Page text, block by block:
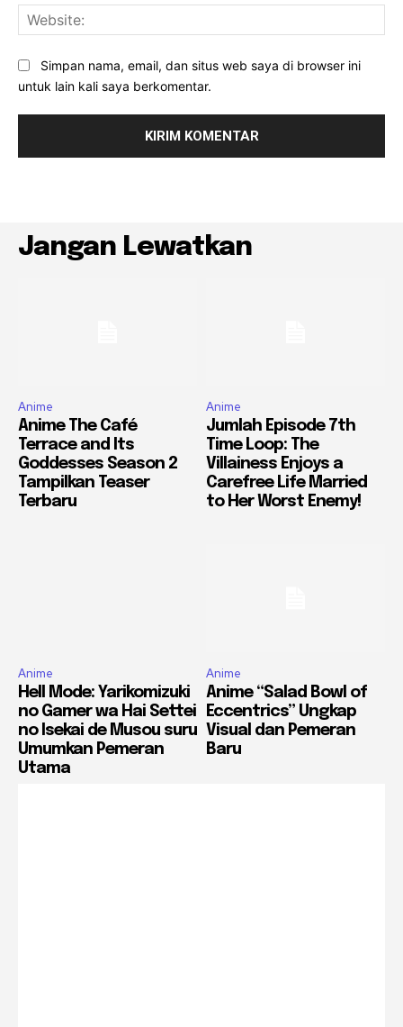
Simpan nama, email, dan situs web saya di browser ini
untuk lain kali saya berkomentar.
Jangan Lewatkan
Anime
Anime The Café
Terrace and Its
Goddesses Season 2
Tampilkan Teaser
Terbaru
Anime
Jumlah Episode 7th
Time Loop: The
Villainess Enjoys a
Carefree Life Married
to Her Worst Enemy!
Anime
Hell Mode: Yarikomizuki
no Gamer wa Hai Settei
no Isekai de Musou suru
Umumkan Pemeran
Utama
Anime
Anime “Salad Bowl of
Eccentrics” Ungkap
Visual dan Pemeran
Baru